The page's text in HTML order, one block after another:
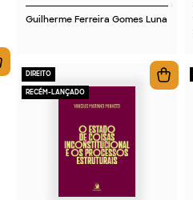
Guilherme Ferreira Gomes Luna
DIREITO
RECÉM-LANÇADO
2026